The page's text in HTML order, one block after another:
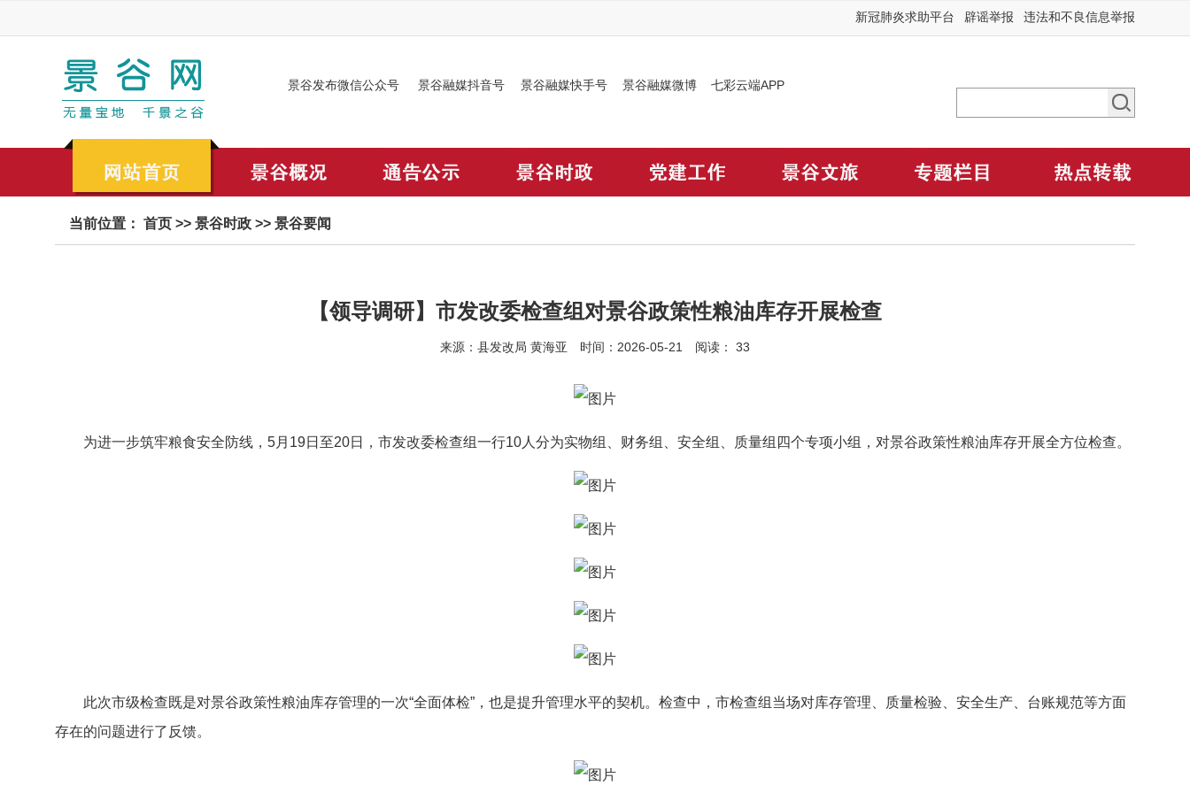
新冠肺炎求助平台 辟谣举报 违法和不良信息举报
景谷发布微信公众号 景谷融媒抖音号 景谷融媒快手号 景谷融媒微博 七彩云端APP
当前位置： 首页 >> 景谷时政 >> 景谷要闻
【领导调研】市发改委检查组对景谷政策性粮油库存开展检查
来源：县发改局 黄海亚 时间：2026-05-21 阅读： 33
为进一步筑牢粮食安全防线，5月19日至20日，市发改委检查组一行10人分为实物组、财务组、安全组、质量组四个专项小组，对景谷政策性粮油库存开展全方位检查。
此次市级检查既是对景谷政策性粮油库存管理的一次“全面体检”，也是提升管理水平的契机。检查中，市检查组当场对库存管理、质量检验、安全生产、台账规范等方面
存在的问题进行了反馈。